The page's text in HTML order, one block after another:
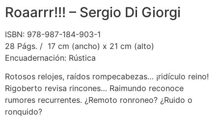
Roaarrr!!! – Sergio Di Giorgi
ISBN: 978-987-184-903-1
28 Págs. / 17 cm (ancho) x 21 cm (alto)
Encuadernación: Rústica
Rotosos relojes, raídos rompecabezas… ¡ridículo reino!
Rigoberto revisa rincones… Raimundo reconoce
rumores recurrentes. ¿Remoto ronroneo? ¿Ruido o
ronquido?